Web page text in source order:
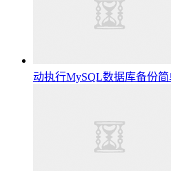
动执行MySQL数据库备份简